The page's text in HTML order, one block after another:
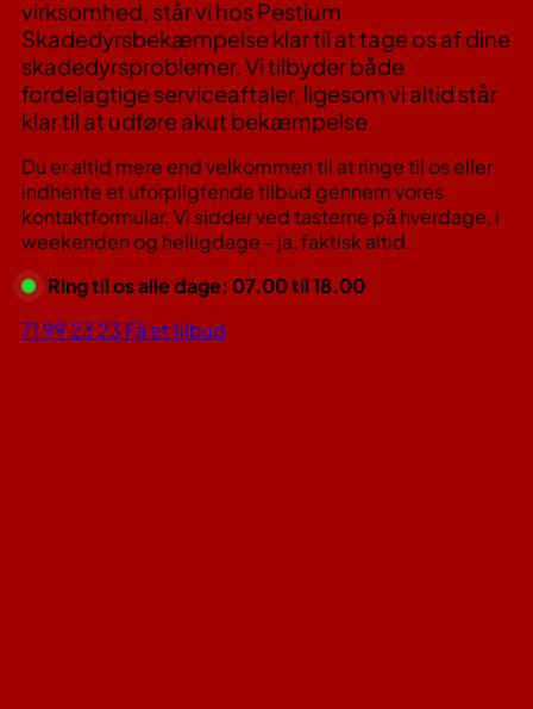
virksomhed, står vi hos Pestium
Skadedyrsbekæmpelse klar til at tage os af dine
skadedyrsproblemer. Vi tilbyder både
fordelagtige serviceaftaler, ligesom vi altid står
klar til at udføre akut bekæmpelse.
Du er altid mere end velkommen til at ringe til os eller
indhente et uforpligtende tilbud gennem vores
kontaktformular. Vi sidder ved tasterne på hverdage, i
weekenden og helligdage - ja, faktisk altid.
Ring til os alle dage: 07.00 til 18.00
71 99 23 23 Få et tilbud